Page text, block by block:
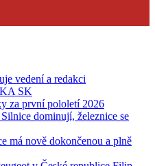
vedení a redakci
SK
za první pololetí 2026
dominují, železnice se
má nově dokončenou a plně